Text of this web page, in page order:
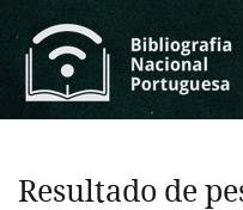
Resultado de